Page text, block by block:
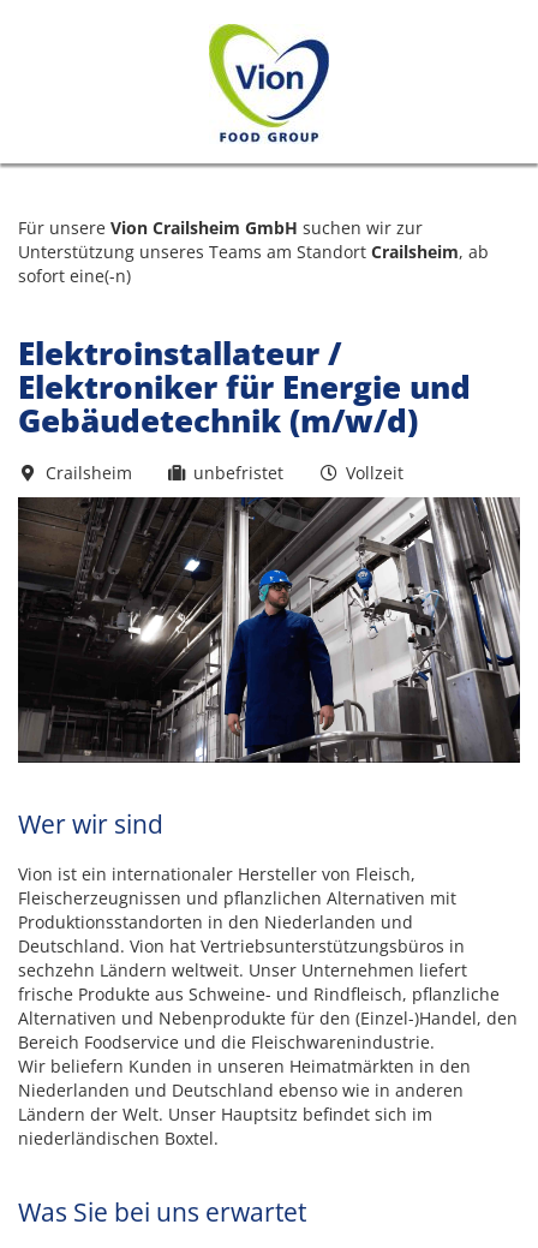
Für unsere Vion Crailsheim GmbH suchen wir zur
Unterstützung unseres Teams am Standort Crailsheim, ab
sofort eine(-n)
Elektroinstallateur /
Elektroniker für Energie und
Gebäudetechnik (m/w/d)
Crailsheim unbefristet Vollzeit
Wer wir sind
Vion ist ein internationaler Hersteller von Fleisch,
Fleischerzeugnissen und pflanzlichen Alternativen mit
Produktionsstandorten in den Niederlanden und
Deutschland. Vion hat Vertriebsunterstützungsbüros in
sechzehn Ländern weltweit. Unser Unternehmen liefert
frische Produkte aus Schweine- und Rindfleisch, pflanzliche
Alternativen und Nebenprodukte für den (Einzel-)Handel, den
Bereich Foodservice und die Fleischwarenindustrie.
Wir beliefern Kunden in unseren Heimatmärkten in den
Niederlanden und Deutschland ebenso wie in anderen
Ländern der Welt. Unser Hauptsitz befindet sich im
niederländischen Boxtel.
Was Sie bei uns erwartet